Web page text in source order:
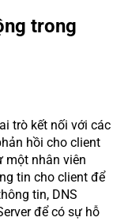
trong
trò kết nối với các
hồi cho client
một nhân viên
tin cho client để
tin, DNS
để có sự hỗ